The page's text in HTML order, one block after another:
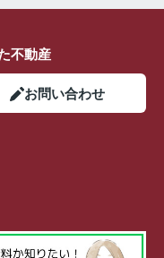
不動産
お問い合わせ